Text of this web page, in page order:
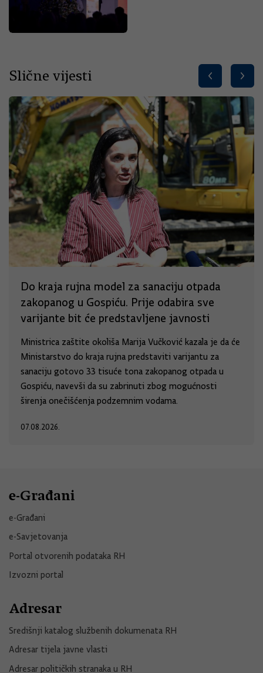
Slične vijesti
Do kraja rujna model za sanaciju otpada
zakopanog u Gospiću. Prije odabira sve
varijante bit će predstavljene javnosti
Ministrica zaštite okoliša Marija Vučković kazala je da će
Ministarstvo do kraja rujna predstaviti varijantu za
sanaciju gotovo 33 tisuće tona zakopanog otpada u
Gospiću, navevši da su zabrinuti zbog mogućnosti
širenja onečišćenja podzemnim vodama.
07.08.2026.
e-Građani
e-Građani
e-Savjetovanja
Portal otvorenih podataka RH
Izvozni portal
Adresar
Središnji katalog službenih dokumenata RH
Adresar tijela javne vlasti
Adresar političkih stranaka u RH